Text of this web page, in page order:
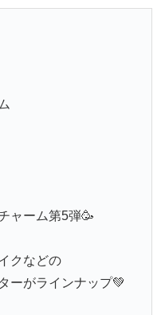
ャーム第5弾🥳
クなどの
ーがラインナップ💚